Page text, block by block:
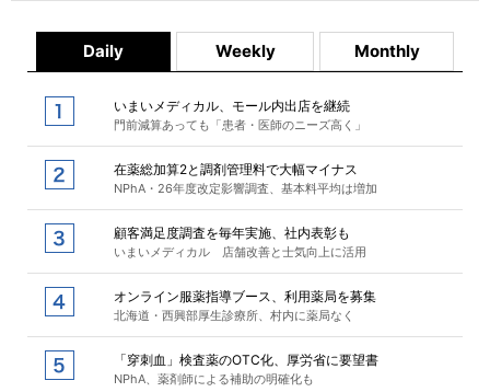
Daily Weekly Monthly
いまいメディカル、モール内出店を継続
門前減算あっても「患者・医師のニーズ高く」
在薬総加算2と調剤管理料で大幅マイナス
NPhA・26年度改定影響調査、基本料平均は増加
顧客満足度調査を毎年実施、社内表彰も
いまいメディカル 店舗改善と士気向上に活用
オンライン服薬指導ブース、利用薬局を募集
北海道・西興部厚生診療所、村内に薬局なく
「穿刺血」検査薬のOTC化、厚労省に要望書
NPhA、薬剤師による補助の明確化も